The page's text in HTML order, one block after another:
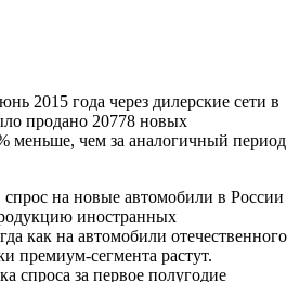
2015 года через дилерские сети в
продано 20778 новых
меньше, чем за аналогичный период
на новые автомобили в России
иностранных
как на автомобили отечественного
премиум-сегмента растут.
спроса за первое полугодие